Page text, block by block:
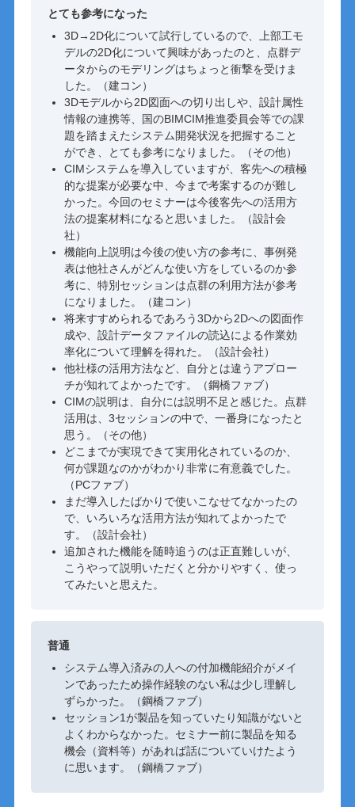
とても参考になった
3D→2D化について試行しているので、上部工モ
デルの2D化について興味があったのと、点群デ
ータからのモデリングはちょっと衝撃を受けま
した。（建コン）
3Dモデルから2D図面への切り出しや、設計属性
情報の連携等、国のBIMCIM推進委員会等での課
題を踏まえたシステム開発状況を把握すること
ができ、とても参考になりました。（その他）
CIMシステムを導入していますが、客先への積極
的な提案が必要な中、今まで考案するのが難し
かった。今回のセミナーは今後客先への活用方
法の提案材料になると思いました。（設計会
社）
機能向上説明は今後の使い方の参考に、事例発
表は他社さんがどんな使い方をしているのか参
考に、特別セッションは点群の利用方法が参考
になりました。（建コン）
将来すすめられるであろう3Dから2Dへの図面作
成や、設計データファイルの読込による作業効
率化について理解を得れた。（設計会社）
他社様の活用方法など、自分とは違うアプロー
チが知れてよかったです。（鋼橋ファブ）
CIMの説明は、自分には説明不足と感じた。点群
活用は、3セッションの中で、一番身になったと
思う。（その他）
どこまでが実現できて実用化されているのか、
何が課題なのかがわかり非常に有意義でした。
（PCファブ）
まだ導入したばかりで使いこなせてなかったの
で、いろいろな活用方法が知れてよかったで
す。（設計会社）
追加された機能を随時追うのは正直難しいが、
こうやって説明いただくと分かりやすく、使っ
てみたいと思えた。
普通
システム導入済みの人への付加機能紹介がメイ
ンであったため操作経験のない私は少し理解し
ずらかった。（鋼橋ファブ）
セッション1が製品を知っていたり知識がないと
よくわからなかった。セミナー前に製品を知る
機会（資料等）があれば話についていけたよう
に思います。（鋼橋ファブ）